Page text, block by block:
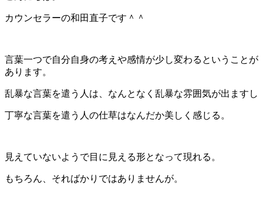
カウンセラーの和田直子です＾＾
言葉一つで自分自身の考えや感情が少し変わるということが
あります。
乱暴な言葉を遣う人は、なんとなく乱暴な雰囲気が出ますし
丁寧な言葉を遣う人の仕草はなんだか美しく感じる。
見えていないようで目に見える形となって現れる。
もちろん、そればかりではありませんが。